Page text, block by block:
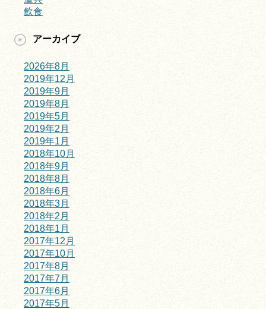
飲食
アーカイブ
2026年8月
2019年12月
2019年9月
2019年8月
2019年5月
2019年2月
2019年1月
2018年10月
2018年9月
2018年8月
2018年6月
2018年3月
2018年2月
2018年1月
2017年12月
2017年10月
2017年8月
2017年7月
2017年6月
2017年5月